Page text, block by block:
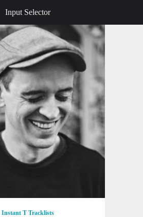
Instant T Tracklists
Input Selector